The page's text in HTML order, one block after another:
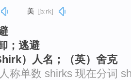
美 [ʃɜːrk]
；逃避
）人名；（英）舍克
称单数 shirks 现在分词